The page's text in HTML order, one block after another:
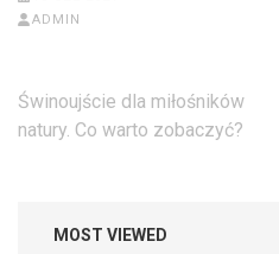
ADMIN
Nawigacja
wpisu
Świnoujście dla miłośników
natury. Co warto zobaczyć?
MOST VIEWED